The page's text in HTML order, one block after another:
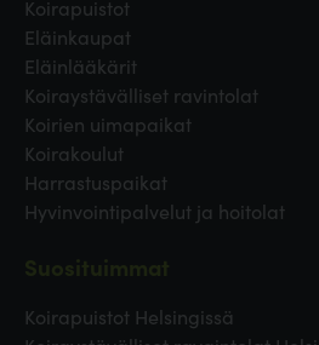
Koirapuistot
Eläinkaupat
Eläinlääkärit
Koiraystävälliset ravintolat
Koirien uimapaikat
Koirakoulut
Harrastuspaikat
Hyvinvointipalvelut ja hoitolat
Koirapuistot Helsingissä